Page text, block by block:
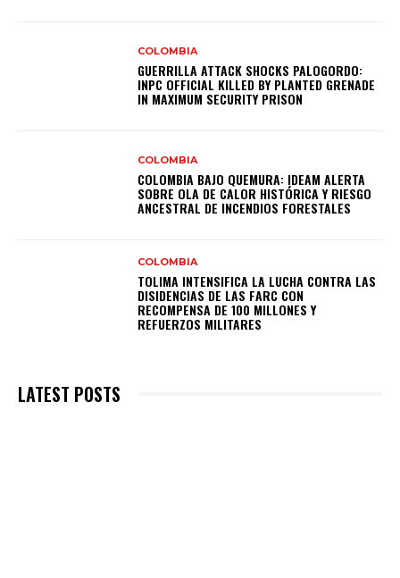
COLOMBIA
GUERRILLA ATTACK SHOCKS PALOGORDO:
INPC OFFICIAL KILLED BY PLANTED GRENADE
IN MAXIMUM SECURITY PRISON
COLOMBIA
COLOMBIA BAJO QUEMURA: IDEAM ALERTA
SOBRE OLA DE CALOR HISTÓRICA Y RIESGO
ANCESTRAL DE INCENDIOS FORESTALES
COLOMBIA
TOLIMA INTENSIFICA LA LUCHA CONTRA LAS
DISIDENCIAS DE LAS FARC CON
RECOMPENSA DE 100 MILLONES Y
REFUERZOS MILITARES
LATEST POSTS